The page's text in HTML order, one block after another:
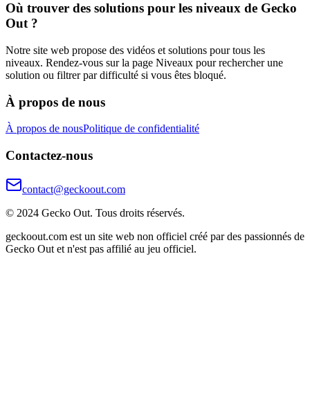
Où trouver des solutions pour les niveaux de Gecko
Out ?
Notre site web propose des vidéos et solutions pour tous les
niveaux. Rendez-vous sur la page Niveaux pour rechercher une
solution ou filtrer par difficulté si vous êtes bloqué.
À propos de nous
À propos de nousPolitique de confidentialité
Contactez-nous
contact@geckoout.com
© 2024 Gecko Out. Tous droits réservés.
geckoout.com est un site web non officiel créé par des passionnés de
Gecko Out et n'est pas affilié au jeu officiel.